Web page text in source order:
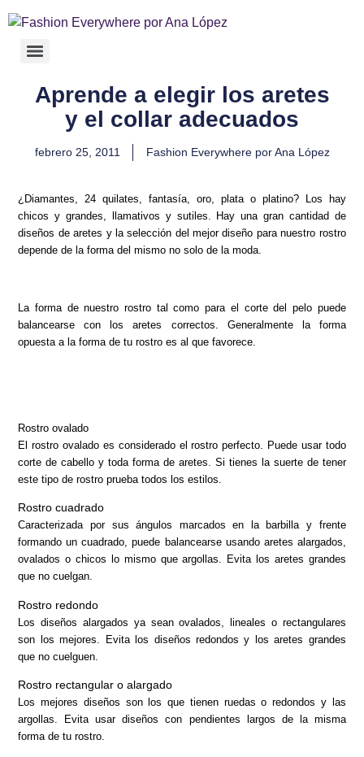
Aprende a elegir los aretes
y el collar adecuados
febrero 25, 2011 Fashion Everywhere por Ana López
¿Diamantes, 24 quilates, fantasía, oro, plata o platino? Los hay
chicos y grandes, llamativos y sutiles. Hay una gran cantidad de
diseños de aretes y la selección del mejor diseño para nuestro rostro
depende de la forma del mismo no solo de la moda.
La forma de nuestro rostro tal como para el corte del pelo puede
balancearse con los aretes correctos. Generalmente la forma
opuesta a la forma de tu rostro es al que favorece.
Rostro ovalado
El rostro ovalado es considerado el rostro perfecto. Puede usar todo
corte de cabello y toda forma de aretes. Si tienes la suerte de tener
este tipo de rostro prueba todos los estilos.
Rostro cuadrado
Caracterizada por sus ángulos marcados en la barbilla y frente
formando un cuadrado, puede balancearse usando aretes alargados,
ovalados o chicos lo mismo que argollas. Evita los aretes grandes
que no cuelgan.
Rostro redondo
Los diseños alargados ya sean ovalados, lineales o rectangulares
son los mejores. Evita los diseños redondos y los aretes grandes
que no cuelguen.
Rostro rectangular o alargado
Los mejores diseños son los que tienen ruedas o redondos y las
argollas. Evita usar diseños con pendientes largos de la misma
forma de tu rostro.